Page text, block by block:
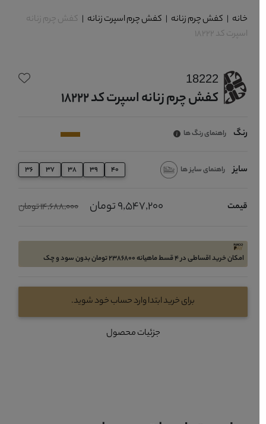
خانه | کفش چرم زنانه| کفش چرم اسپرت زنانه| کفش چرم زنانه
اسپرت کد 18222
18222
کفش چرم زنانه اسپرت کد 18222
رنگ راهنمای رنگ ها
سایز راهنمای سایز ها 36 37 38 39 40
قیمت 9,547,200 تومان 14,688,000 تومان
امکان خرید اقساطی در 4 قسط ماهیانه 2386800 تومان بدون سود و چک
برای خرید ابتدا وارد حساب خود شوید.
جزئیات محصول